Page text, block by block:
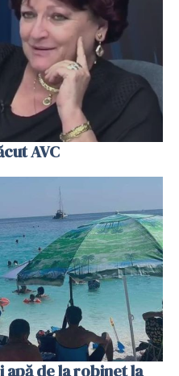
AVC
apă de la robinet la